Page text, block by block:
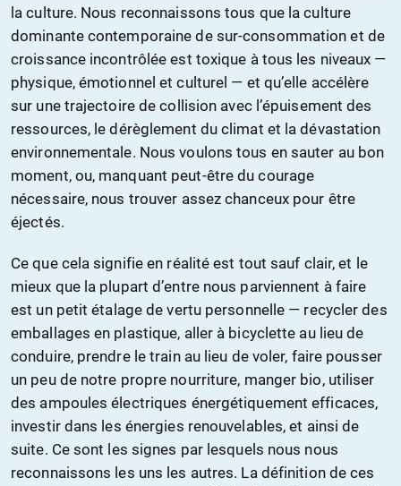
la culture. Nous reconnaissons tous que la culture
dominante contemporaine de sur-consommation et de
croissance incontrôlée est toxique à tous les niveaux —
physique, émotionnel et culturel — et qu’elle accélère
sur une trajectoire de collision avec l’épuisement des
ressources, le dérèglement du climat et la dévastation
environnementale. Nous voulons tous en sauter au bon
moment, ou, manquant peut-être du courage
nécessaire, nous trouver assez chanceux pour être
éjectés.
Ce que cela signifie en réalité est tout sauf clair, et le
mieux que la plupart d’entre nous parviennent à faire
est un petit étalage de vertu personnelle — recycler des
emballages en plastique, aller à bicyclette au lieu de
conduire, prendre le train au lieu de voler, faire pousser
un peu de notre propre nourriture, manger bio, utiliser
des ampoules électriques énergétiquement efficaces,
investir dans les énergies renouvelables, et ainsi de
suite. Ce sont les signes par lesquels nous nous
reconnaissons les uns les autres. La définition de ces